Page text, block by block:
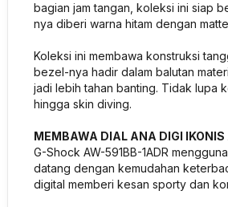
bagian jam tangan, koleksi ini siap
nya diberi warna hitam dengan
Koleksi ini membawa konstruksi
bezel-nya hadir dalam balutan
jadi lebih tahan banting. Tidak lupa
hingga skin diving.
MEMBAWA DIAL ANA DIGI
G-Shock AW-591BB-1ADR
datang dengan kemudahan
digital memberi kesan sporty dan